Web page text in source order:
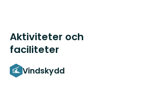
Aktiviteter och
faciliteter
Vindskydd